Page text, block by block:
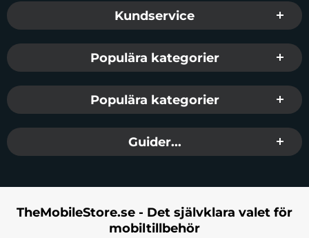
Sidfot Blandad info och länkar
Kundservice
Populära kategorier
Populära kategorier
Guider...
TheMobileStore.se - Det självklara valet för
mobiltillbehör